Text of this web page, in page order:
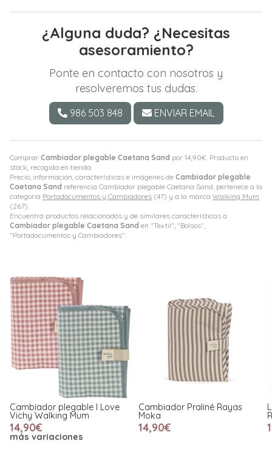
Comprar Cambiador plegable Caetana Sand por 14,90€. Producto en
stock, recogida en tienda.
Precio, información, características e imágenes de Cambiador plegable
Caetana Sand referencia Cambiador plegable Caetana Sand, pertenece a la
categoría Portadocumentos y Cambiadores (47) y a la marca Walking Mum
(267).
Encuentra productos relacionados y de similares características a
Cambiador plegable Caetana Sand en "Textil", "Bolsos",
"Portadocumentos y Cambiadores".
¿Alguna duda? ¿Necesitas
asesoramiento?
Ponte en contacto con nosotros y
resolveremos tus dudas.
986 503 848 ENVIAR EMAIL
Cambiador plegable I Love
Vichy Walking Mum
14,90€
más variaciones
Cambiador Praliné Rayas
Moka
14,90€